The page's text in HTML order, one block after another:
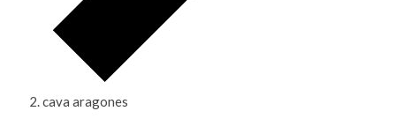
cava aragones